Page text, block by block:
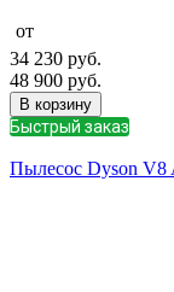
от
34 230 руб.
48 900 руб.
В корзину
Быстрый заказ
Пылесос Dyson